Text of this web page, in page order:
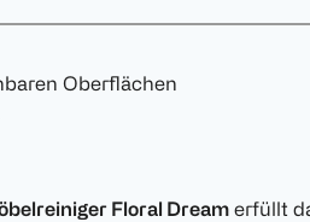
Oberflächen
Floral Dream erfüllt